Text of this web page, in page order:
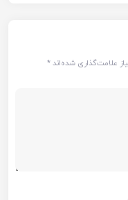
علامت‌گذاری شده‌اند*